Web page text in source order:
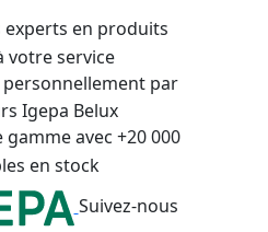
experts en produits
votre service
personnellement par
Igepa Belux
gamme avec +20 000
en stock
Suivez-nous